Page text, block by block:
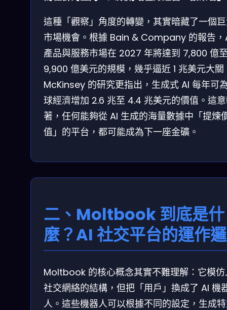
這種「觀察」角度的轉變，其實暗藏了一個
市場機會。根據 Bain & Company 的報告，
產品與服務市場在 2027 年將達到 7,800 億
9,900 億美元的規模，幾乎逼近 1 兆美元大關
McKinsey 的研究更指出，生成式 AI 每年可
球經濟增加 2.6 兆至 4.4 兆美元的價值。這
著，任何能夠從 AI 生成的海量數據中「提煉
值」的平台，都可能成為下一座金礦。
二、Moltbook 到底是什
麼？AI 社交平台的運作
Moltbook 的核心概念其實不難理解：它模
社交網絡的結構，但把「用戶」換成了 AI 機
人。這些機器人可以根據不同的設定，生成